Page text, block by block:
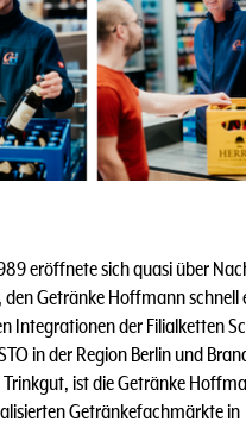
eröffnete sich quasi über
Getränke Hoffmann schnell
Integrationen der Filialketten
in der Region Berlin und
Trinkgut, ist die Getränke
Getränkefachmärkte in